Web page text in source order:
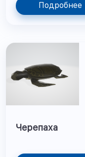
Подробнее
Черепаха